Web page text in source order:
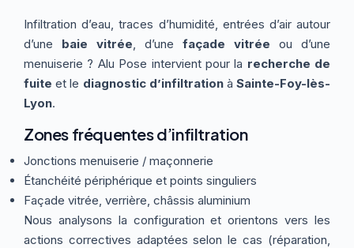
Infiltration d’eau, traces d’humidité, entrées d’air autour
d’une baie vitrée , d’une façade vitrée ou d’une
menuiserie ? Alu Pose intervient pour la recherche de
fuite et le diagnostic d’infiltrationàSainte-Foy-lès-
Lyon.
Zones fréquentes d’infiltration
Jonctions menuiserie / maçonnerie
Étanchéité périphérique et points singuliers
Façade vitrée, verrière, châssis aluminium
Nous analysons la configuration et orientons vers les
actions correctives adaptées selon le cas (réparation,